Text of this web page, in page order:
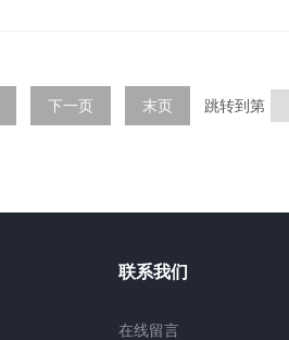
下一页 末页 跳转到第
联系我们
在线留言